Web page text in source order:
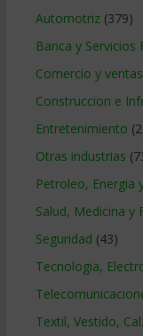
Automotriz(379)
Banca y Servicios
Comercio y
Construccion e
Entretenimiento
Otras industrias
Petroleo, Energia
Salud, Medicina y
Seguridad (43)
Tecnologia,
Textil, Vestido,